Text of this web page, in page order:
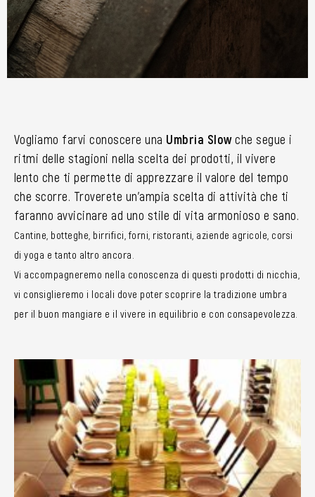
Vogliamo farvi conoscere una Umbria Slowche segue i
ritmi delle stagioni nella scelta dei prodotti, il vivere
lento che ti permette di apprezzare il valore del tempo
che scorre. Troverete un’ampia scelta di attività che ti
faranno avvicinare ad uno stile di vita armonioso e sano.
Cantine, botteghe, birrifici, forni, ristoranti, aziende agricole, corsi
di yoga e tanto altro ancora.
Vi accompagneremo nella conoscenza di questi prodotti di nicchia,
vi consiglieremo i locali dove poter scoprire la tradizione umbra
per il buon mangiare e il vivere in equilibrio e con consapevolezza.